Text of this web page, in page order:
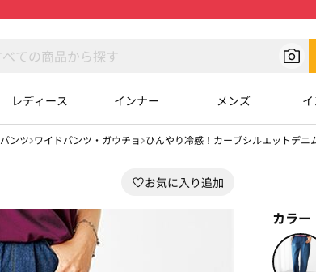
レディース インナー メンズ
パンツ ワイドパンツ・ガウチョ ひんやり冷感！カーブシルエットデニ
カラー